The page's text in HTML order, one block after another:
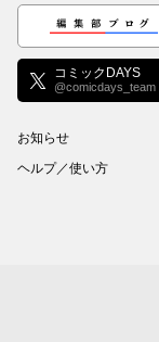
編集部ブログ
コミックDAYS
@comicdays_team
お知らせ
ヘルプ／使い方